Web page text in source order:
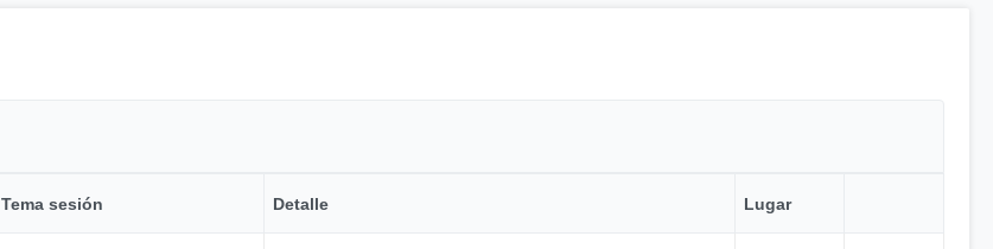
Tema sesión Detalle Lugar